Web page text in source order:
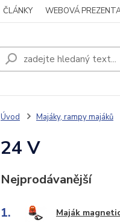
ČLÁNKY WEBOVÁ
Úvod Majáky, rampy majáků
24 V
Nejprodávanější
1. Maják